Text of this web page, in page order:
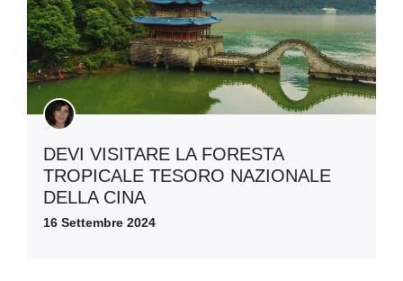
DEVI VISITARE LA FORESTA
TROPICALE TESORO NAZIONALE
DELLA CINA
16 Settembre 2024